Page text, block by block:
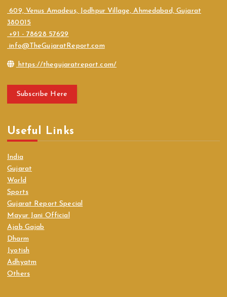
609, Venus Amadeus, Jodhpur Village, Ahmedabad, Gujarat
380015
+91 - 78628 57629
info@TheGujaratReport.com
https://thegujaratreport.com/
Subscribe Here
Useful Links
India
Gujarat
World
Sports
Gujarat Report Special
Mayur Jani Official
Ajab Gajab
Dharm
Jyotish
Adhyatm
Others